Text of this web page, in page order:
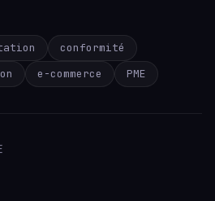
conformité
e-commerce PME